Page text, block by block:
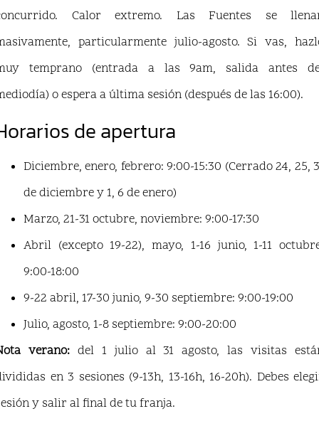
Calor extremo. Las Fuentes se
particularmente julio-agosto. Si vas,
temprano (entrada a las 9am, salida antes
o espera a última sesión (después de las 16:00).
de apertura
Diciembre, enero, febrero: 9:00-15:30 (Cerrado 24, 25,
de diciembre y 1, 6 de enero)
Marzo, 21-31 octubre, noviembre: 9:00-17:30
Abril (excepto 19-22), mayo, 1-16 junio, 1-11
9:00-18:00
9-22 abril, 17-30 junio, 9-30 septiembre: 9:00-19:00
Julio, agosto, 1-8 septiembre: 9:00-20:00
verano:del 1 julio al 31 agosto, las visitas
en 3 sesiones (9-13h, 13-16h, 16-20h). Debes
y salir al final de tu franja.